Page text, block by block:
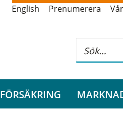
English Prenumerera
FÖRSÄKRING